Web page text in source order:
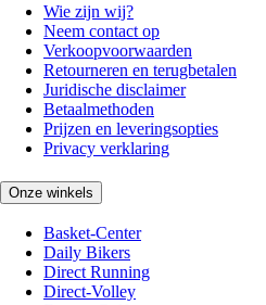
Wie zijn wij?
Neem contact op
Verkoopvoorwaarden
Retourneren en terugbetalen
Juridische disclaimer
Betaalmethoden
Prijzen en leveringsopties
Privacy verklaring
Onze winkels
Basket-Center
Daily Bikers
Direct Running
Direct-Volley